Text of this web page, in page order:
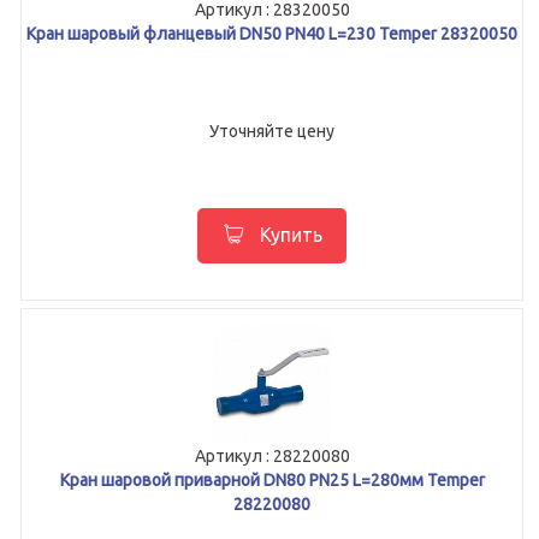
Артикул : 28320050
Кран шаровый фланцевый DN50 PN40 L=230 Temper 28320050
Уточняйте цену
Купить
Артикул : 28220080
Кран шаровой приварной DN80 PN25 L=280мм Temper
28220080